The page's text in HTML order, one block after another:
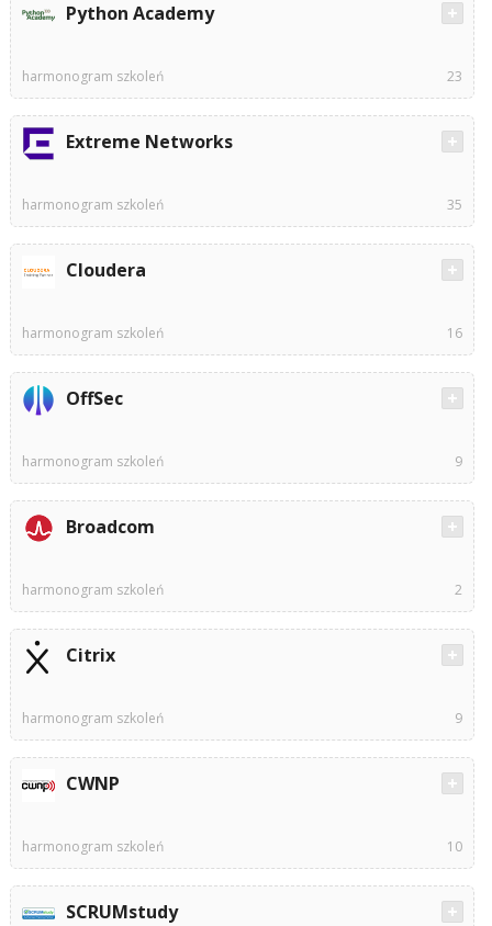
Python Academy
harmonogram szkoleń 23
Extreme Networks
harmonogram szkoleń 35
Cloudera
harmonogram szkoleń 16
OffSec
harmonogram szkoleń 9
Broadcom
harmonogram szkoleń 2
Citrix
harmonogram szkoleń 9
CWNP
harmonogram szkoleń 10
SCRUMstudy